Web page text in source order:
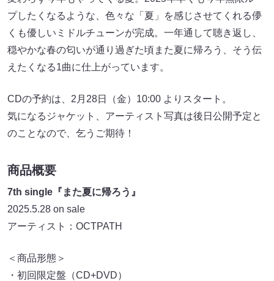
プしたくなるような、色々な「夏」を感じさせてくれる儚
くも優しいミドルチューンが完成。一年通して聴き返し、
穏やかな春の匂いが通り過ぎた頃また夏に帰ろう、そう伝
えたくなる1曲に仕上がっています。
CDの予約は、2月28日（金）10:00 よりスタート。
気になるジャケット、アーティスト写真は後日公開予定と
のことなので、乞うご期待！
商品概要
7th single『また夏に帰ろう』
2025.5.28 on sale
アーティスト：OCTPATH
＜商品形態＞
・初回限定盤（CD+DVD）